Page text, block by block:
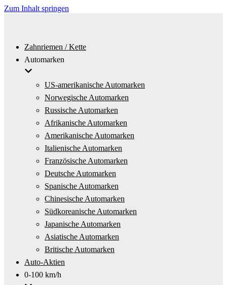
Zum Inhalt springen
Zahnriemen / Kette
Automarken
US-amerikanische Automarken
Norwegische Automarken
Russische Automarken
Afrikanische Automarken
Amerikanische Automarken
Italienische Automarken
Französische Automarken
Deutsche Automarken
Spanische Automarken
Chinesische Automarken
Südkoreanische Automarken
Japanische Automarken
Asiatische Automarken
Britische Automarken
Auto-Aktien
0-100 km/h